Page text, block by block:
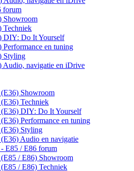
Do It Yourself
en tuning
navigatie en iDrive
Showroom
Techniek
DIY: Do It Yourself
Performance en tuning
Styling
Audio en navigatie
E85 / E86 forum
/ E86) Showroom
/ E86) Techniek